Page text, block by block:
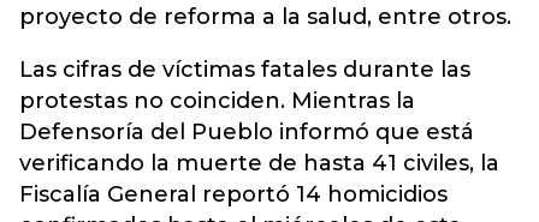
proyecto de reforma a la salud, entre otros.
Las cifras de víctimas fatales durante las
protestas no coinciden. Mientras la
Defensoría del Pueblo informó que está
verificando la muerte de hasta 41 civiles, la
Fiscalía General reportó 14 homicidios